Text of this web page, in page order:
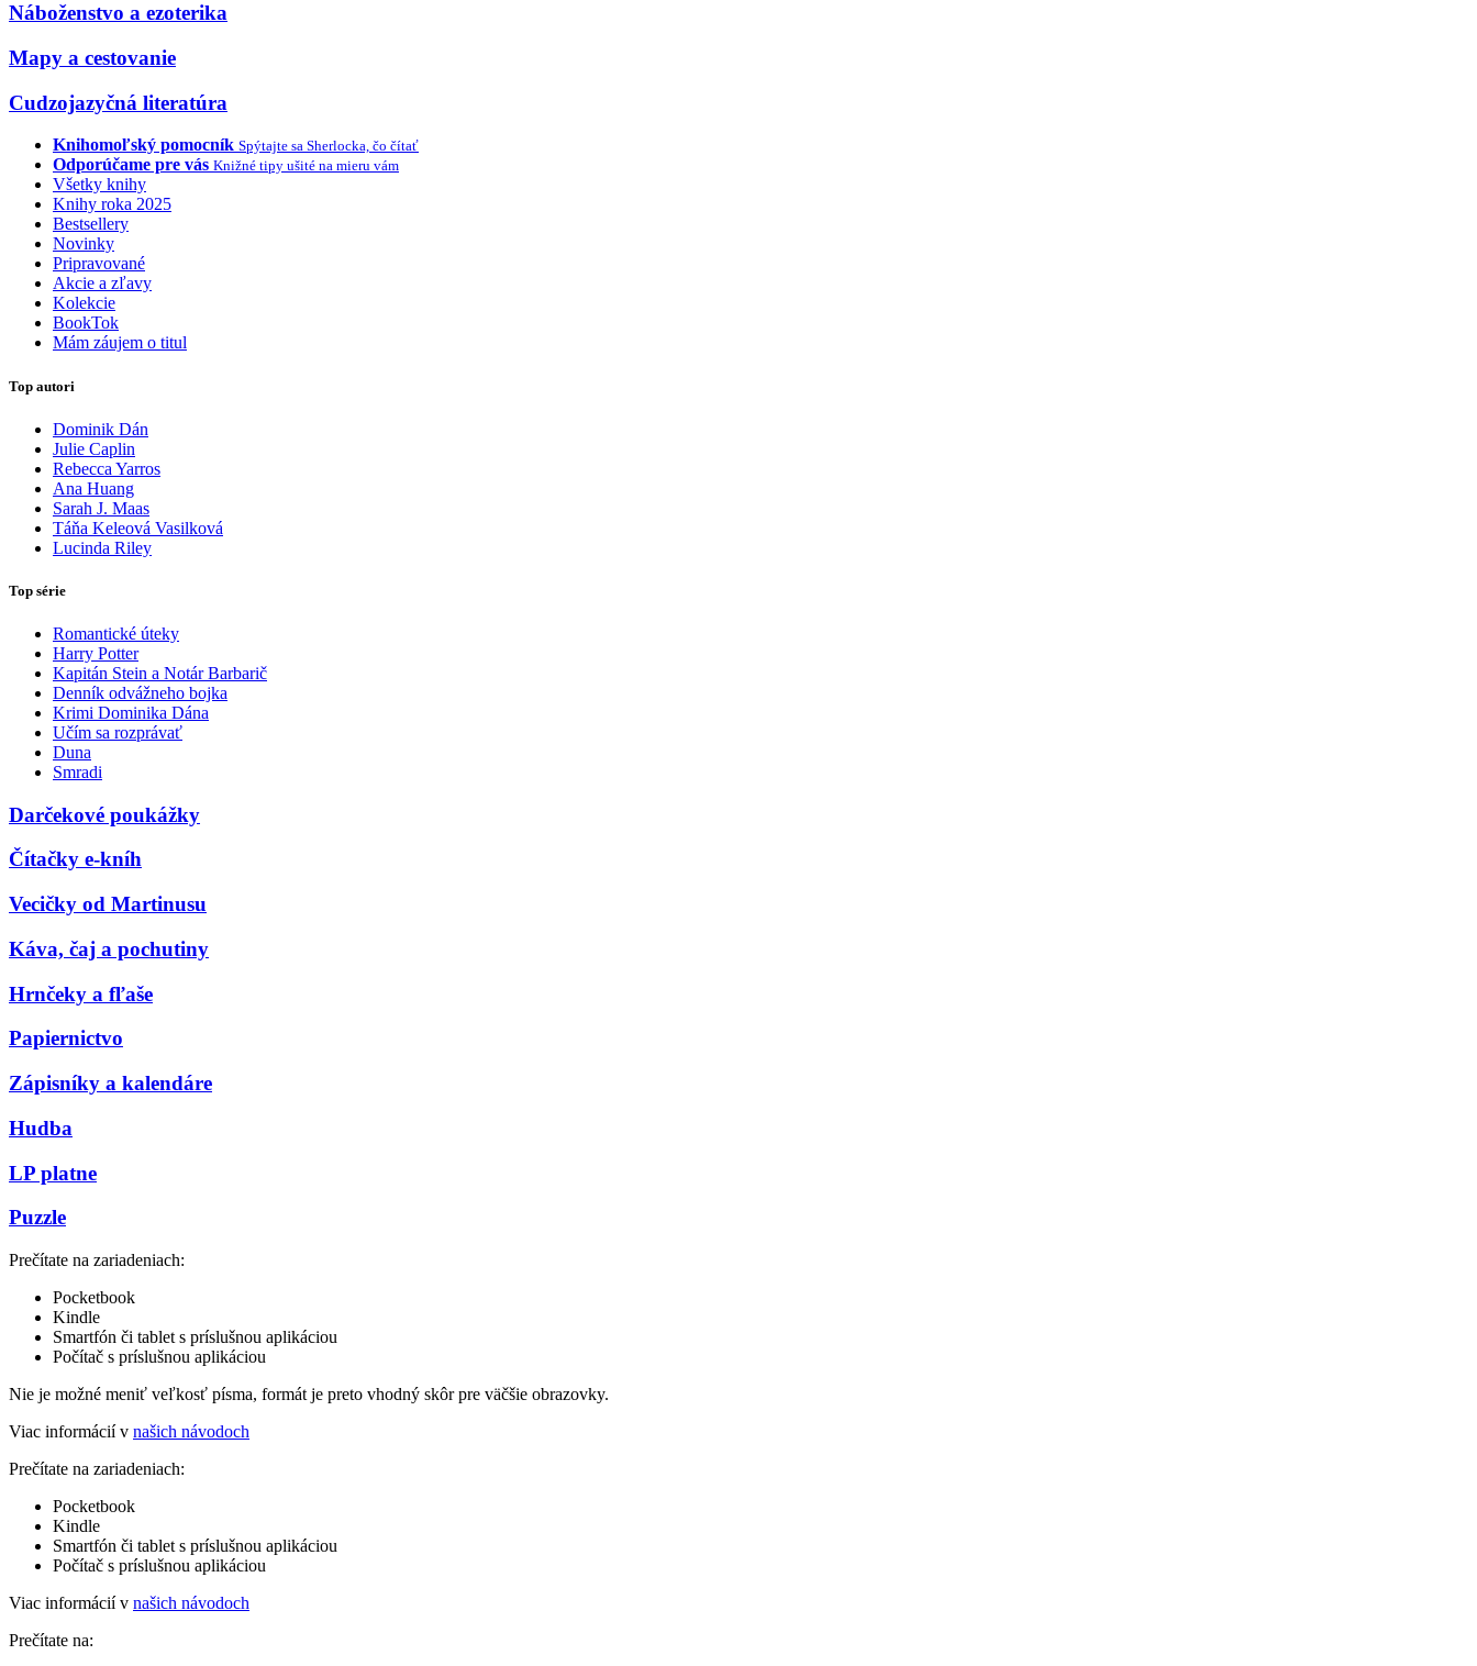
Náboženstvo a ezoterika
Mapy a cestovanie
Cudzojazyčná literatúra
Knihomoľský pomocník Spýtajte sa Sherlocka, čo čítať
Odporúčame pre vás Knižné tipy ušité na mieru vám
Všetky knihy
Knihy roka 2025
Bestsellery
Novinky
Pripravované
Akcie a zľavy
Kolekcie
BookTok
Mám záujem o titul
Top autori
Dominik Dán
Julie Caplin
Rebecca Yarros
Ana Huang
Sarah J. Maas
Táňa Keleová Vasilková
Lucinda Riley
Top série
Romantické úteky
Harry Potter
Kapitán Stein a Notár Barbarič
Denník odvážneho bojka
Krimi Dominika Dána
Učím sa rozprávať
Duna
Smradi
Darčekové poukážky
Čítačky e-kníh
Vecičky od Martinusu
Káva, čaj a pochutiny
Hrnčeky a fľaše
Papiernictvo
Zápisníky a kalendáre
Hudba
LP platne
Puzzle
Prečítate na zariadeniach:
Pocketbook
Kindle
Smartfón či tablet s príslušnou aplikáciou
Počítač s príslušnou aplikáciou
Nie je možné meniť veľkosť písma, formát je preto vhodný skôr pre väčšie obrazovky.
Viac informácií v našich návodoch
Prečítate na zariadeniach:
Pocketbook
Kindle
Smartfón či tablet s príslušnou aplikáciou
Počítač s príslušnou aplikáciou
Viac informácií v našich návodoch
Prečítate na: